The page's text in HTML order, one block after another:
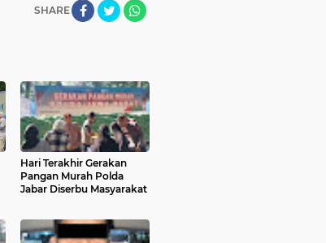
SHARE
Hari Terakhir Gerakan
Pangan Murah Polda
Jabar Diserbu Masyarakat